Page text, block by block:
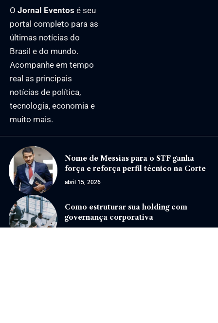
O Jornal Eventos é seu
portal completo para as
últimas notícias do
Brasil e do mundo.
Acompanhe em tempo
real as principais
notícias de política,
tecnologia, economia e
muito mais.
Nome de Messias para o STF ganha
força e reforça perfil técnico na Corte
abril 15, 2026
Como estruturar sua holding com
governança corporativa